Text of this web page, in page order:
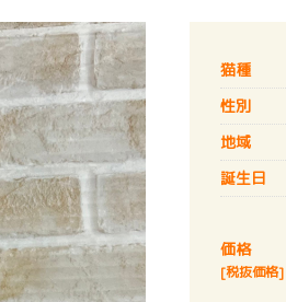
猫種
性別
地域
誕生日
価格
[税抜価格]